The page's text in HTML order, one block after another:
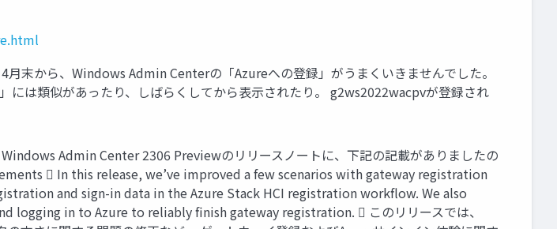
から、Windows Admin Centerの「Azureへの登録」がうまくいきませんでした。
は類似があったり、しばらくしてから表示されたり。 g2ws2022wacpvが登録され
Admin Center 2306 Previewのリリースノートに、下記の記載がありましたの
 In this release, we’ve improved a few scenarios with gateway registration
and sign-in data in the Azure Stack HCI registration workflow. We also
in to Azure to reliably finish gateway registration.  このリリースでは、